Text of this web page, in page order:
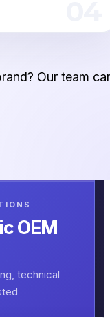
Our team
OEM
technical